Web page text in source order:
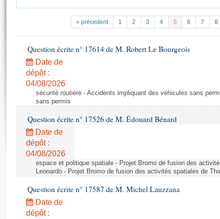
Projets de loi
Propositions de loi
Amendements
Textes adoptés
Rapports législatifs
Rapports sur l'application des lois
Baromètre de l’application des lois
Dossiers législatifs
Budget et sécurité sociale
Questions écrites et orales
Documents de référence
( Constitution | Règlement de l'Assemblée ... )
Histoire
Juniors
Anciennes législatures
La Bibliothèque
Contacts et plan d'accès
Photos libres de droit
« précedent 1 2 3 4 5 6 7 8
Question écrite n° 17614 de M. Robert Le Bourgeois
Date de
dépôt :
04/08/2026
sécurité routière - Accidents impliquant des véhicules sans
sans permis
Question écrite n° 17526 de M. Édouard Bénard
Date de
dépôt :
04/08/2026
espace et politique spatiale - Projet Bromo de fusion des
Leonardo - Projet Bromo de fusion des activités spatiales de
Question écrite n° 17587 de M. Michel Lauzzana
Date de
dépôt :